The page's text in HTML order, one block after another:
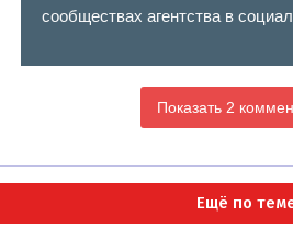
сообществах агентства в
Показать 2
Ещё по